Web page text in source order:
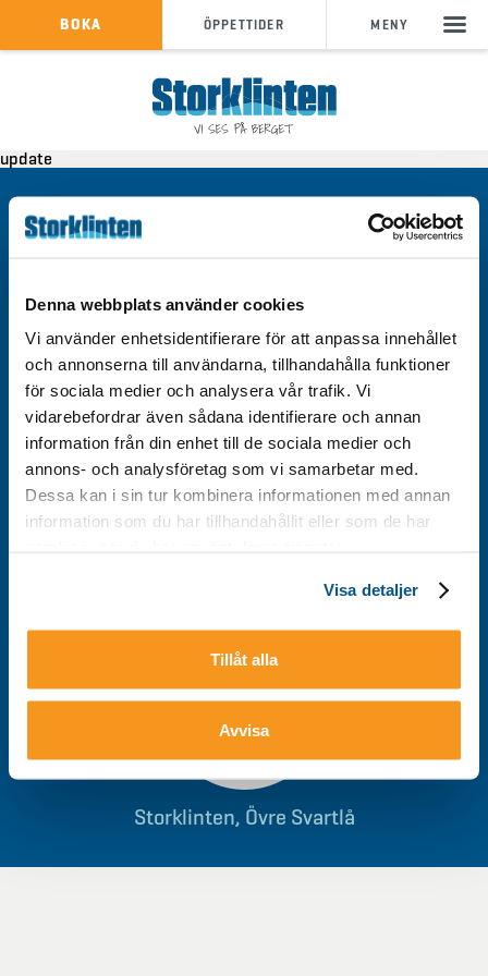
Denna webbplats använder cookies
Vi använder enhetsidentifierare för att anpassa innehållet
och annonserna till användarna, tillhandahålla funktioner
för sociala medier och analysera vår trafik. Vi
vidarebefordrar även sådana identifierare och annan
information från din enhet till de sociala medier och
annons- och analysföretag som vi samarbetar med.
Dessa kan i sin tur kombinera informationen med annan
information som du har tillhandahållit eller som de har
Visa detaljer
Tillåt alla
Avvisa
KÖP SKIPASS
info@storklinten.se
•
Telefonbokning : 0928-40 000
ÖPPETTIDER
BOKA MENY
update
Tillgänglighet
Välkommen till Storklinten - Vi ses på berget!
0928-40 000 /info@storklinten.se
Storklinten, Övre Svartlå